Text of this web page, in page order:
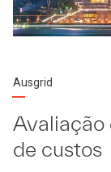
Ausgrid
Avaliação
de custos